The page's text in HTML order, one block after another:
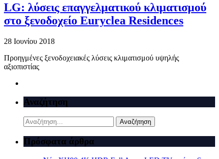
LG: λύσεις επαγγελματικού κλιματισμού
στο ξενοδοχείο Euryclea Residences
28 Ιουνίου 2018
Προηγμένες ξενοδοχειακές λύσεις κλιματισμού υψηλής
αξιοπιστίας
Αναζήτηση
Αναζήτηση
για:
Πρόσφατα άρθρα